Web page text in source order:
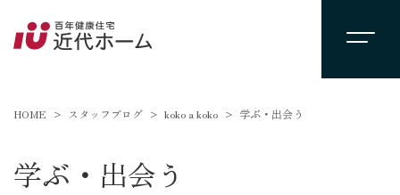
HOME スタッフブログ koko a koko 学ぶ・出会う
学ぶ・出会う